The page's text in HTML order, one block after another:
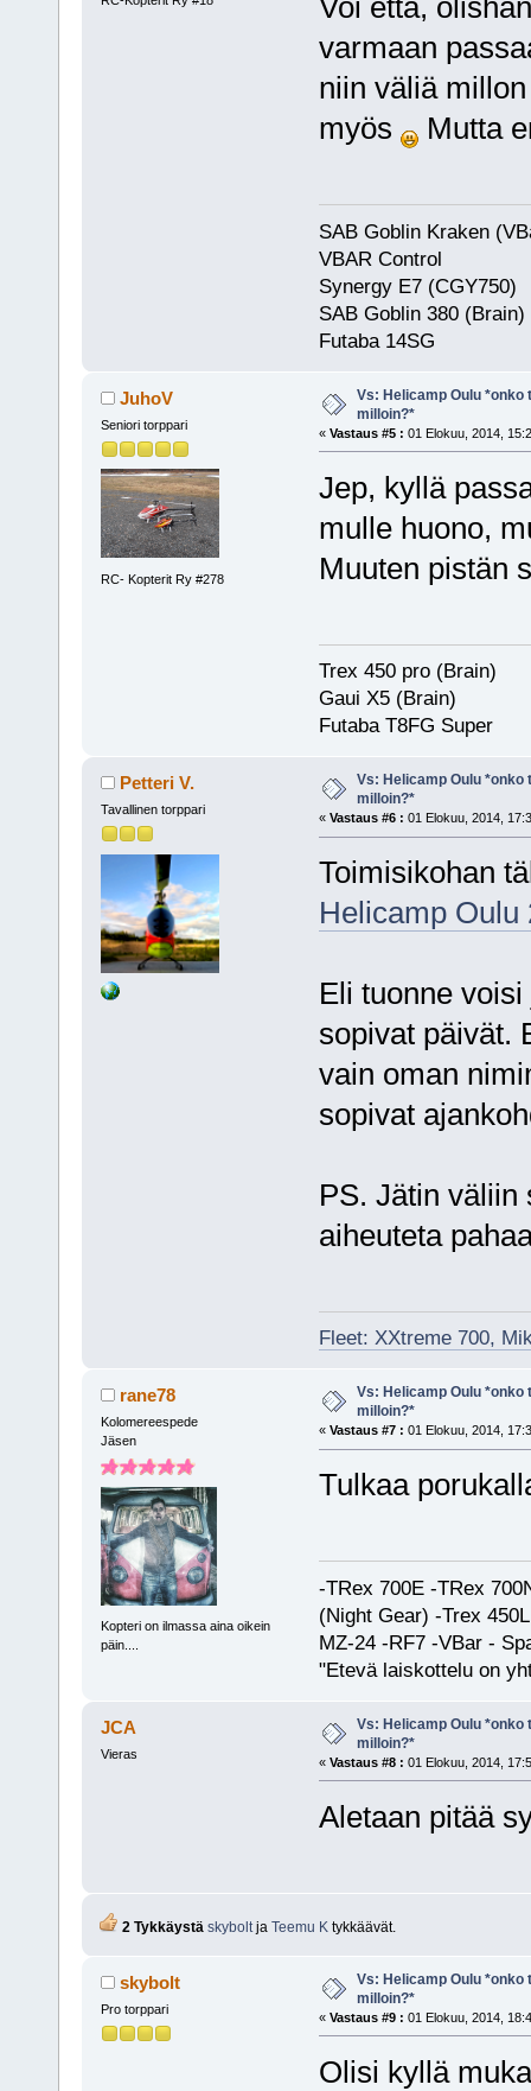
Voi että,
varmaan
niin väliä
myös
Mutta
SAB Goblin Kraken
VBAR Control
Synergy E7 (CGY750)
SAB Goblin 380 (Brain)
Futaba
JuhoV
Seniori torppari
RC- Kopterit Ry #278
Vs: Helicamp Oulu *onko
milloin?*
« Vastaus #5 : 01 Elokuu, 2014,
Jep, kyllä
mulle huono,
Muuten pistän
Trex 450 pro (Brain)
Gaui X5 (Brain)
Futaba T8FG Super
Petteri V.
Tavallinen torppari
Vs: Helicamp Oulu *onko
milloin?*
« Vastaus #6 : 01 Elokuu, 2014,
Toimisikohan
Helicamp Oulu
Eli tuonne
sopivat päivät.
vain oman
sopivat
PS. Jätin väliin
aiheuteta
Fleet: XXtreme 700,
rane78
Kolomereespede
Jäsen
Kopteri on ilmassa aina oikein
päin....
Vs: Helicamp Oulu *onko
milloin?*
« Vastaus #7 : 01 Elokuu, 2014,
Tulkaa
-TRex 700E -TRex
(Night Gear) -Trex
MZ-24 -RF7 -VBar -
"Etevä laiskottelu on
JCA
Vieras
Vs: Helicamp Oulu *onko
milloin?*
« Vastaus #8 : 01 Elokuu, 2014,
Aletaan pitää
2 Tykkäystä skyboltja Teemu Ktykkäävät.
skybolt
Pro torppari
Vs: Helicamp Oulu *onko
milloin?*
« Vastaus #9 : 01 Elokuu, 2014,
Olisi kyllä